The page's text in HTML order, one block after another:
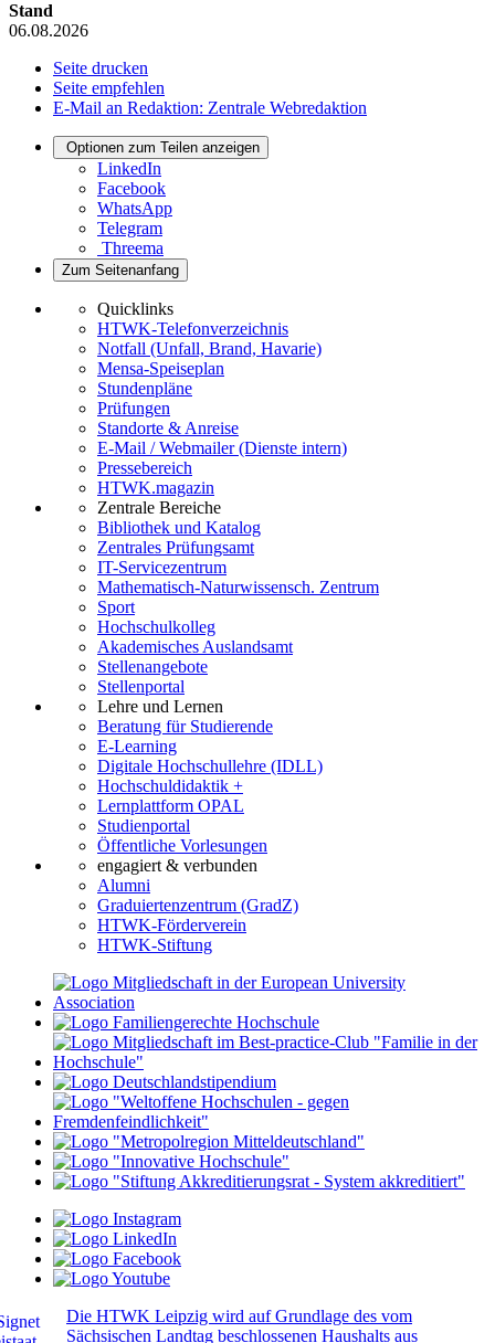
Stand
06.08.2026
Seite drucken
Seite empfehlen
E-Mail an Redaktion: Zentrale Webredaktion
Optionen zum Teilen anzeigen
LinkedIn
Facebook
WhatsApp
Telegram
Threema
Zum Seitenanfang
Quicklinks
HTWK-Telefonverzeichnis
Notfall (Unfall, Brand, Havarie)
Mensa-Speiseplan
Stundenpläne
Prüfungen
Standorte & Anreise
E-Mail / Webmailer (Dienste intern)
Pressebereich
HTWK.magazin
Zentrale Bereiche
Bibliothek und Katalog
Zentrales Prüfungsamt
IT-Servicezentrum
Mathematisch-Naturwissensch. Zentrum
Sport
Hochschulkolleg
Akademisches Auslandsamt
Stellenangebote
Stellenportal
Lehre und Lernen
Beratung für Studierende
E-Learning
Digitale Hochschullehre (IDLL)
Hochschuldidaktik +
Lernplattform OPAL
Studienportal
Öffentliche Vorlesungen
engagiert & verbunden
Alumni
Graduiertenzentrum (GradZ)
HTWK-Förderverein
HTWK-Stiftung
Die HTWK Leipzig wird auf Grundlage des vom
Sächsischen Landtag beschlossenen Haushalts aus